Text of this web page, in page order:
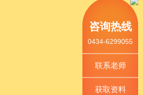
咨询热线
0434-6299055
联系老师
获取资料